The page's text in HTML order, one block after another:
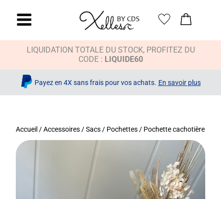
LIQUIDATION TOTALE DU STOCK, PROFITEZ DU
CODE : LIQUIDE60
Payez en 4X sans frais pour vos achats. En savoir plus
Accueil /Accessoires /Sacs / Pochettes / Pochette cachotière